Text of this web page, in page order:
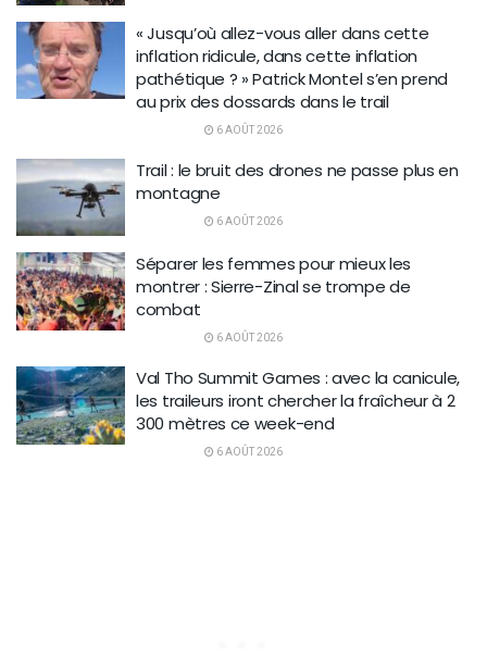
« Jusqu’où allez-vous aller dans cette
inflation ridicule, dans cette inflation
pathétique ? » Patrick Montel s’en prend
au prix des dossards dans le trail
6 AOÛT 2026
Trail : le bruit des drones ne passe plus en
montagne
6 AOÛT 2026
Séparer les femmes pour mieux les
montrer : Sierre-Zinal se trompe de
combat
6 AOÛT 2026
Val Tho Summit Games : avec la canicule,
les traileurs iront chercher la fraîcheur à 2
300 mètres ce week-end
6 AOÛT 2026